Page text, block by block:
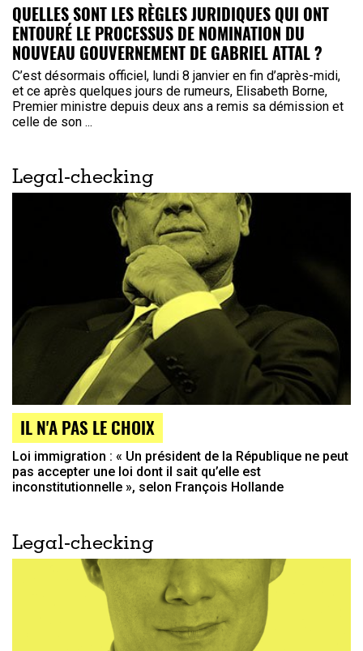
QUELLES SONT LES RÈGLES JURIDIQUES QUI ONT
ENTOURÉ LE PROCESSUS DE NOMINATION DU
NOUVEAU GOUVERNEMENT DE GABRIEL ATTAL ?
C’est désormais officiel, lundi 8 janvier en fin d’après-midi,
et ce après quelques jours de rumeurs, Elisabeth Borne,
Premier ministre depuis deux ans a remis sa démission et
celle de son ...
Legal-checking
IL N'A PAS LE CHOIX
Loi immigration : « Un président de la République ne peut
pas accepter une loi dont il sait qu’elle est
inconstitutionnelle », selon François Hollande
Legal-checking